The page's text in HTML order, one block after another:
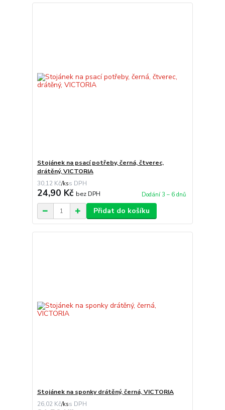
Stojánek na psací potřeby, černá, čtverec,
drátěný, VICTORIA
30,12 Kč/ks
24,90 Kč bez DPH Dodání 3 – 6 dnů
Přidat do košíku
Stojánek na sponky drátěný, černá, VICTORIA
26,02 Kč/ks